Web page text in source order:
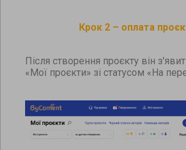
Крок 2 – оплата
Після створення проєкту він
«Мої проєкти» зі статусом «На